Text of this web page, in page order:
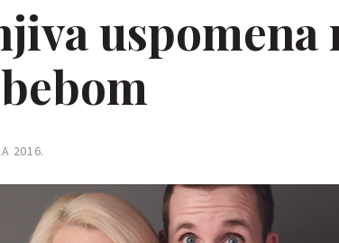
uspomena
2016.